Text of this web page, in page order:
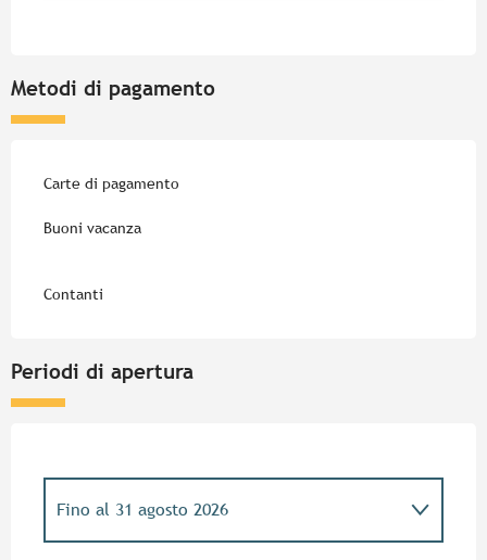
Metodi di pagamento
Carte di pagamento
Buoni vacanza
Contanti
Periodi di apertura
Fino al 31 agosto 2026